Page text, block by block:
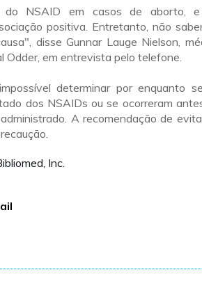
do NSAID em casos de aborto,
positiva. Entretanto, não
disse Gunnar Lauge Nielson,
Odder, em entrevista pelo telefone.
determinar por enquanto
dos NSAIDs ou se ocorreram
A recomendação de
Inc.